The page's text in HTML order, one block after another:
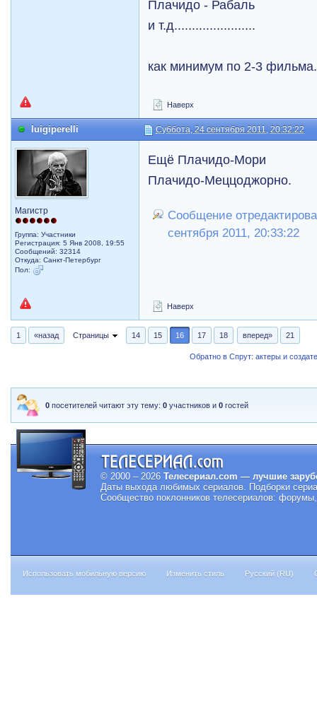
Плачидо - Рабаль
и т.д.......................
как минимум по 2-3
Наверх
luigiperelli Суббота, 24 сентября 2011, 20:32:22
Магистр
Группа: Участники
Регистрация: 5 Янв 2008, 19:55
Сообщений: 32314
Откуда: Санкт-Петербург
Пол:
Ещё Плачидо-Мори
Плачидо-Меццоджорно.
Сообщение
сентября 2011, 20:33:22
Наверх
1 «назад Страницы 14 15 16 17 18 вперед» 21
Обратно в Спрут: актеры и
0 посетителей читают эту тему:0 участников и0 гостей
© 2000 – 2026 Телесериал.com — лучшие
Даты выхода любимых сериалов. Подборки
Сообщество поклонников телесериалов:
Использовать мобильную версию Изменить стиль Русский (RU)